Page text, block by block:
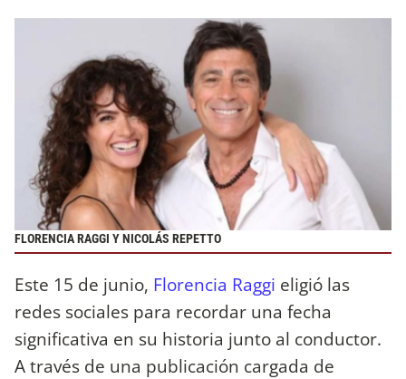
FLORENCIA RAGGI Y NICOLÁS REPETTO
Este 15 de junio, Florencia Raggi eligió las
redes sociales para recordar una fecha
significativa en su historia junto al conductor.
A través de una publicación cargada de